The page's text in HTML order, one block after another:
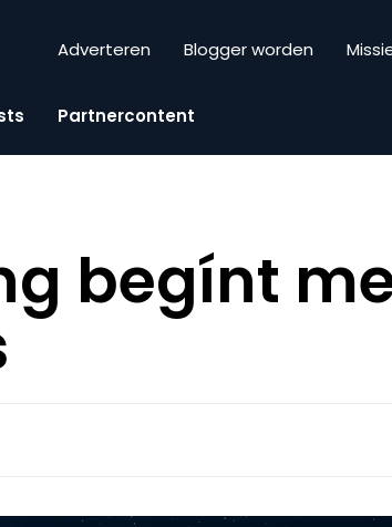
Adverteren Blogger worden
Partnercontent
begínt